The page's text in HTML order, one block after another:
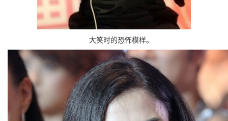
大笑时的恐怖模样。